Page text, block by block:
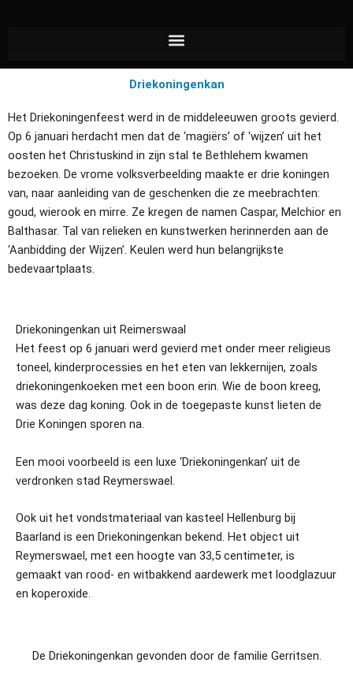
inhoud
Driekoningenkan
Het Driekoningenfeest werd in de middeleeuwen groots gevierd.
Op 6 januari herdacht men dat de ‘magiërs’ of ‘wijzen’ uit het
oosten het Christuskind in zijn stal te Bethlehem kwamen
bezoeken. De vrome volksverbeelding maakte er drie koningen
van, naar aanleiding van de geschenken die ze meebrachten:
goud, wierook en mirre. Ze kregen de namen Caspar, Melchior en
Balthasar. Tal van relieken en kunstwerken herinnerden aan de
‘Aanbidding der Wijzen’. Keulen werd hun belangrijkste
bedevaartplaats.
Driekoningenkan uit Reimerswaal
Het feest op 6 januari werd gevierd met onder meer religieus
toneel, kinderprocessies en het eten van lekkernijen, zoals
driekoningenkoeken met een boon erin. Wie de boon kreeg,
was deze dag koning. Ook in de toegepaste kunst lieten de
Drie Koningen sporen na.
Een mooi voorbeeld is een luxe ‘Driekoningenkan’ uit de
verdronken stad Reymerswael.
Ook uit het vondstmateriaal van kasteel Hellenburg bij
Baarland is een Driekoningenkan bekend. Het object uit
Reymerswael, met een hoogte van 33,5 centimeter, is
gemaakt van rood- en witbakkend aardewerk met loodglazuur
en koperoxide.
De Driekoningenkan gevonden door de familie Gerritsen.